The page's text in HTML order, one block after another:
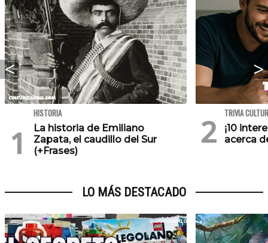
HISTORIA
La historia de Emiliano
Zapata, el caudillo del Sur
(+Frases)
TRIVIA
¡10
acerca
LO MÁS DESTACADO